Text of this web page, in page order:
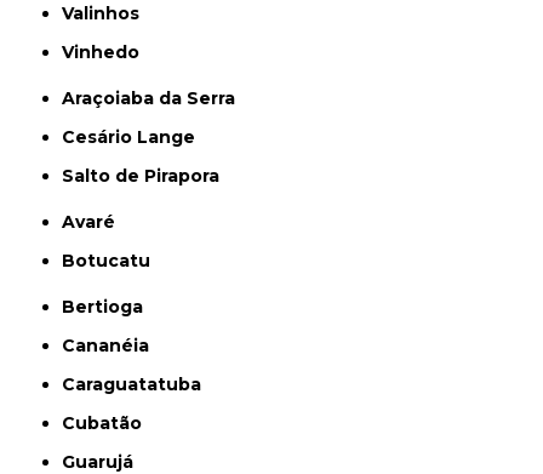
Valinhos
Vinhedo
Araçoiaba da Serra
Cesário Lange
Salto de Pirapora
Avaré
Botucatu
Bertioga
Cananéia
Caraguatatuba
Cubatão
Guarujá